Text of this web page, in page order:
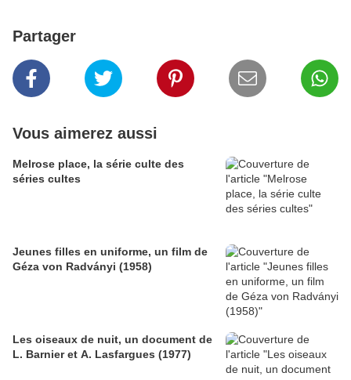
Partager
Vous aimerez aussi
Melrose place, la série culte des
séries cultes
Jeunes filles en uniforme, un film de
Géza von Radványi (1958)
Les oiseaux de nuit, un document de
L. Barnier et A. Lasfargues (1977)